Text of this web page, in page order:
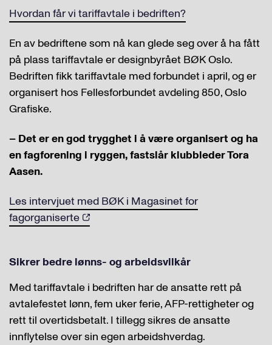
Hvordan får vi tariffavtale i bedriften?
En av bedriftene som nå kan glede seg over å ha fått
på plass tariffavtale er designbyrået BØK Oslo.
Bedriften fikk tariffavtale med forbundet i april, og er
organisert hos Fellesforbundet avdeling 850, Oslo
Grafiske.
– Det er en god trygghet i å være organisert og ha
en fagforening i ryggen, fastslår klubbleder Tora
Aasen.
Les intervjuet med BØK i Magasinet for
fagorganiserte
Sikrer bedre lønns- og arbeidsvilkår
Med tariffavtale i bedriften har de ansatte rett på
avtalefestet lønn, fem uker ferie, AFP-rettigheter og
rett til overtidsbetalt. I tillegg sikres de ansatte
innflytelse over sin egen arbeidshverdag.